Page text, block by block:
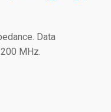
Data
MHz.